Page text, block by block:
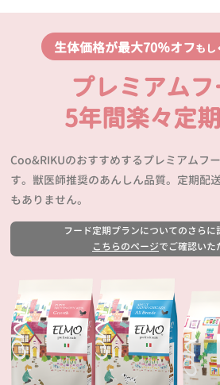
生体価格が最大70％オフもし
プレミアム
5年間楽々定
Coo&RIKUのおすすめするプレミアムフ
す。獣医師推奨のあんしん品質。定期配
もありません。
フード定期プランについてのさらに
こちらのページでご確認いた